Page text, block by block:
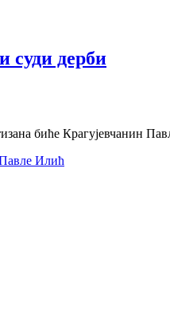
суди дерби
биће Крагујевчанин
Илић